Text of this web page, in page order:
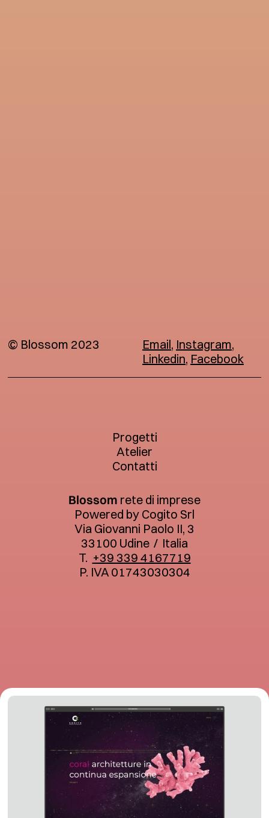
© Blossom 2023 Email, Instagram,
Linkedin, Facebook
Progetti
Atelier
Contatti
Blossom rete di imprese
Powered by Cogito Srl
Via Giovanni Paolo II, 3
33100 Udine / Italia
T. +39 339 4167719
P. IVA 01743030304